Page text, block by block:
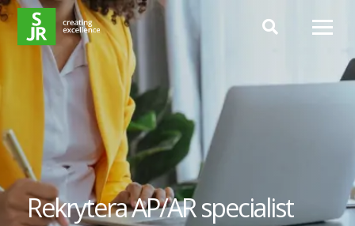
Hoppa till innehåll
Rekrytera AP/AR specialist